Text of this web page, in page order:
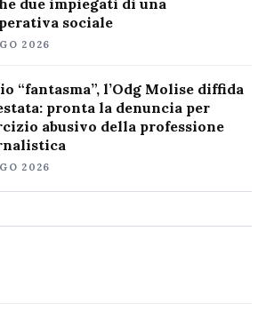
due impiegati di una
sociale
2026
“fantasma”, l’Odg Molise diffida
pronta la denuncia per
abusivo della professione
2026